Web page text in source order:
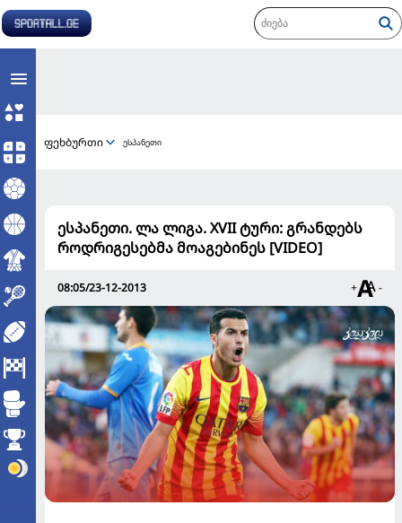
ფეხბურთი ესპანეთი
ესპანეთი. ლა ლიგა. XVII ტური: გრანდებს
როდრიგესებმა მოაგებინეს [VIDEO]
08:05/23-12-2013 + -